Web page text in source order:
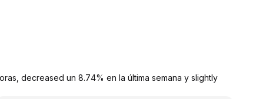
decreased un 8.74% en la última semana y slightly